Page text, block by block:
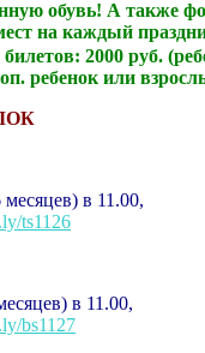
обувь! А также
на каждый
2000 руб.
ребенок или
месяцев) в 11.00,
ts1126
в 11.00,
bs1127